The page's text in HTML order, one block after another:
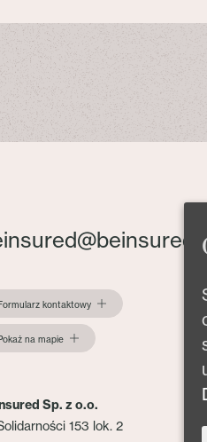
kontaktowy
na mapie
Sp. z o.o.
153 lok. 2